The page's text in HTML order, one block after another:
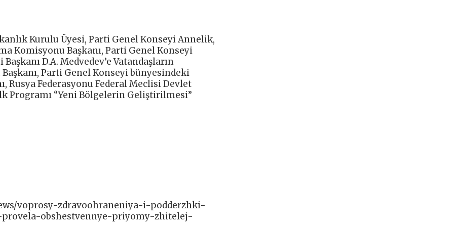
Kurulu Üyesi, Parti Genel Konseyi Annelik,
Komisyonu Başkanı, Parti Genel Konseyi
D.A. Medvedev’e Vatandaşların
Parti Genel Konseyi bünyesindeki
Rusya Federasyonu Federal Meclisi Devlet
Programı “Yeni Bölgelerin Geliştirilmesi”
voprosy-zdravoohraneniya-i-podderzhki-
obshestvennye-priyomy-zhitelej-